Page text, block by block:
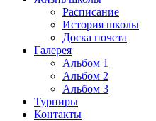
Расписание
История школы
Доска почета
Галерея
Альбом 1
Альбом 2
Альбом 3
Турниры
Контакты